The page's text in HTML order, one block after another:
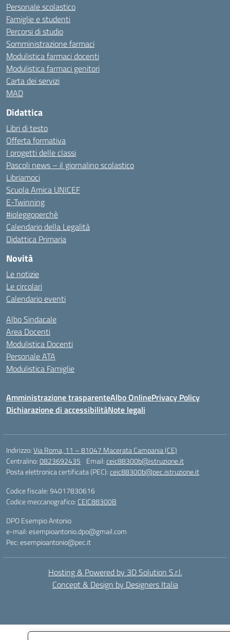
Personale scolastico
Famiglie e studenti
Percorsi di studio
Somministrazione farmaci
Modulistica farmaci docenti
Modulistica farmaci genitori
Carta dei servizi
MAD
Didattica
Libri di testo
Offerta formativa
I progetti delle classi
Pascoli news – il giornalino scolastico
Libriamoci
Scuola Amica UNICEF
E-Twinning
#ioleggoperchè
Calendario della Legalità
Didattica Primaria
Novità
Le notizie
Le circolari
Calendario eventi
Albo Sindacale
Area Docenti
Modulistica Docenti
Personale ATA
Modulistica Famiglie
Amministrazione trasparenteAlbo OnlinePrivacy Policy
Dichiarazione di accessibilitàNote legali
Indirizzo:Via Roma, 11 – 81047 Macerata Campania (CE)
Centralino:0823692435 Email:ceic88300b@istruzione.it
Posta elettronica certificata (PEC):ceic88300b@pec.istruzione.it
Codice fiscale: 94017830616
Codice meccanografico: CEIC88300B
DPO Esempio Antonio
e-mail: esempioantonio.dpo@gmail.com
Pec: esempioantonio@pec.it
Hosting & Powered by 3D Solution S.r.l.
Concept & Design by Designers Italia